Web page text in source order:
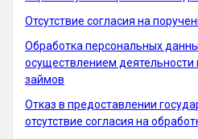
Отсутствие согласия на
Обработка персональных
осуществлением
займов
Отказ в предоставлении
отсутствие согласия на